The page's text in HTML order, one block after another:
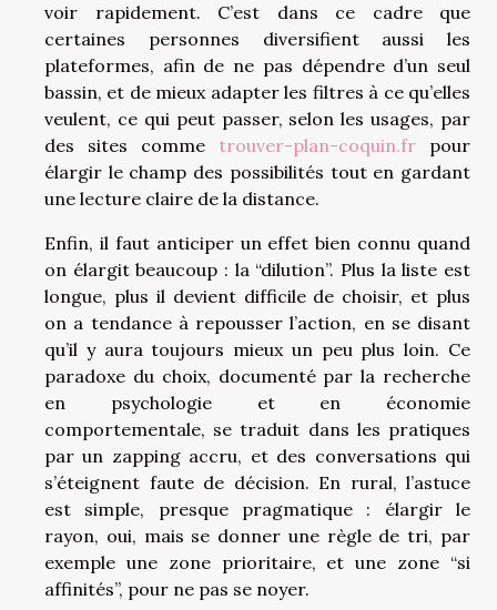
voir rapidement. C’est dans ce cadre que
certaines personnes diversifient aussi les
plateformes, afin de ne pas dépendre d’un seul
bassin, et de mieux adapter les filtres à ce qu’elles
veulent, ce qui peut passer, selon les usages, par
des sites comme trouver-plan-coquin.fr pour
élargir le champ des possibilités tout en gardant
une lecture claire de la distance.
Enfin, il faut anticiper un effet bien connu quand
on élargit beaucoup : la “dilution”. Plus la liste est
longue, plus il devient difficile de choisir, et plus
on a tendance à repousser l’action, en se disant
qu’il y aura toujours mieux un peu plus loin. Ce
paradoxe du choix, documenté par la recherche
en psychologie et en économie
comportementale, se traduit dans les pratiques
par un zapping accru, et des conversations qui
s’éteignent faute de décision. En rural, l’astuce
est simple, presque pragmatique : élargir le
rayon, oui, mais se donner une règle de tri, par
exemple une zone prioritaire, et une zone “si
affinités”, pour ne pas se noyer.